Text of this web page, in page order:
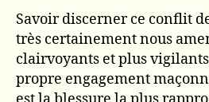
Savoir discerner ce conflit
très certainement nous
clairvoyants et plus vigilants
propre engagement